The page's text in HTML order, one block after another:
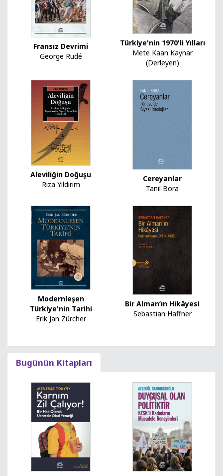
Fransız Devrimi
George Rudé
Türkiye'nin 1970'li Yılları
Mete Kaan Kaynar
(Derleyen)
Aleviliğin Doğuşu
Rıza Yıldırım
Cereyanlar
Tanıl Bora
Modernleşen
Türkiye'nin Tarihi
Erik Jan Zürcher
Bir Alman’ın Hikâyesi
Sebastian Haffner
Bugünün Kitapları